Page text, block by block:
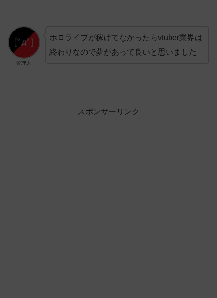
管理人
ホロライブが稼げてなかったらvtuber業界は
終わりなので夢があって良いと思いました
スポンサーリンク